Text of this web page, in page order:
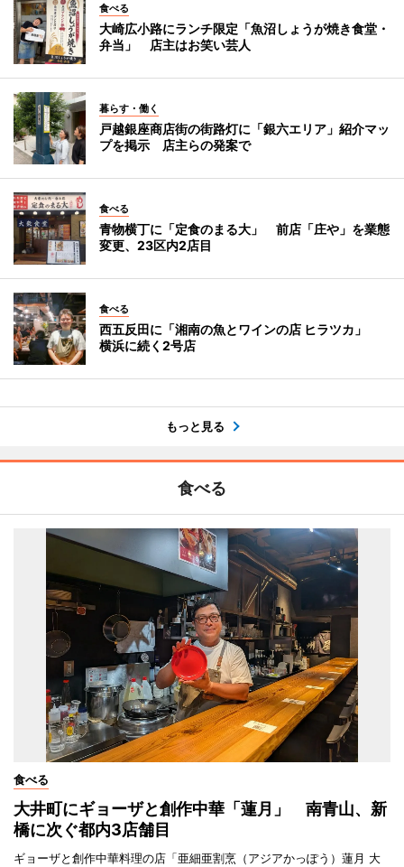
食べる
大崎広小路にランチ限定「魚沼しょうが焼き食堂・
弁当」 店主はお笑い芸人
暮らす・働く
戸越銀座商店街の街路灯に「銀六エリア」紹介マッ
プを掲示 店主らの発案で
食べる
青物横丁に「定食のまる大」 前店「庄や」を業態
変更、23区内2店目
食べる
西五反田に「湘南の魚とワインの店 ヒラツカ」
横浜に続く2号店
もっと見る
食べる
食べる
大井町にギョーザと創作中華「蓮月」 南青山、新
橋に次ぐ都内3店舗目
ギョーザと創作中華料理の店「亜細亜割烹（アジアかっぽう）蓮月 大